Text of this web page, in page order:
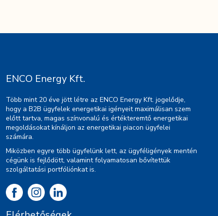
ENCO Energy Kft.
Több mint 20 éve jött létre az ENCO Energy Kft. jogelődje,
hogy a B2B ügyfelek energetikai igényeit maximálisan szem
előtt tartva, magas színvonalú és értékteremtő energetikai
megoldásokat kínáljon az energetikai piacon ügyfelei
számára.
Miközben egyre több ügyfelünk lett, az ügyféligények mentén
cégünk is fejlődött, valamint folyamatosan bővítettük
szolgáltatási portfóliónkat is.